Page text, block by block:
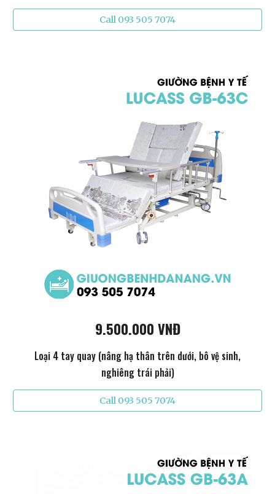
Call 093 505 7074
9.500.000 VNĐ
Loại 4 tay quay (nâng hạ thân trên dưới, bô vệ sinh,
nghiêng trái phải)
Call 093 505 7074